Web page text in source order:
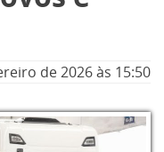
de 2026às 15:50